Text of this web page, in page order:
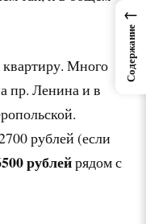
квартиру. Много
пр. Ленина и в
рублей (если
рублейрядом с
←
Содержание